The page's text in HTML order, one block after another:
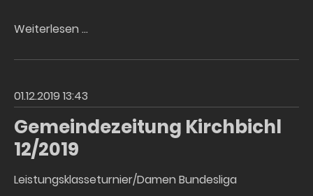
Weiterlesen …
Dezember
01.12.2019 13:43
Gemeindezeitung Kirchbichl
12/2019
Leistungsklasseturnier/Damen Bundesliga